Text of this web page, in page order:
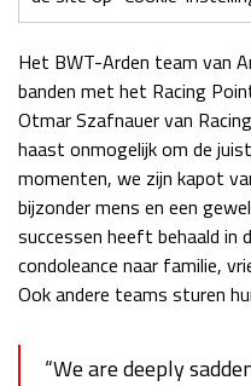
Race
Het BWT-Arden team van
banden met het Racing
Otmar Szafnauer van
haast onmogelijk om de
momenten, we zijn kapot
bijzonder mens en een
successen heeft behaald in
condoleance naar familie,
Ook andere teams sturen
“We are deeply